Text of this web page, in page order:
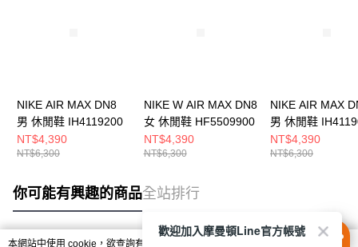
NIKE AIR MAX DN8
男 休閒鞋 IH4119200
NT$4,390
NT$6,300
NIKE W AIR MAX DN8
女 休閒鞋 HF5509900
NT$4,390
NT$6,300
NIKE AIR MAX
男 休閒鞋
NT$4,390
NT$6,300
你可能有興趣的商品全站排行
本網站中使用 cookie，欲查詢有關本網站使用 cookie 方式之詳情，及若您不希
歡迎加入摩曼頓Line官方帳號